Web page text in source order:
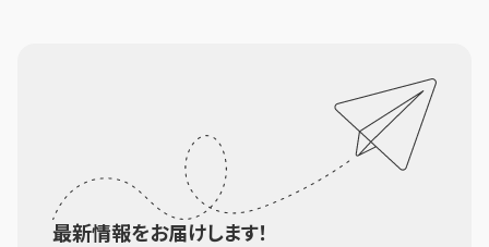
最新情報をお届けします！